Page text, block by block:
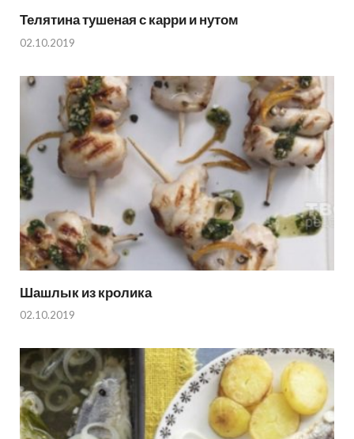
Телятина тушеная с карри и нутом
02.10.2019
Шашлык из кролика
02.10.2019